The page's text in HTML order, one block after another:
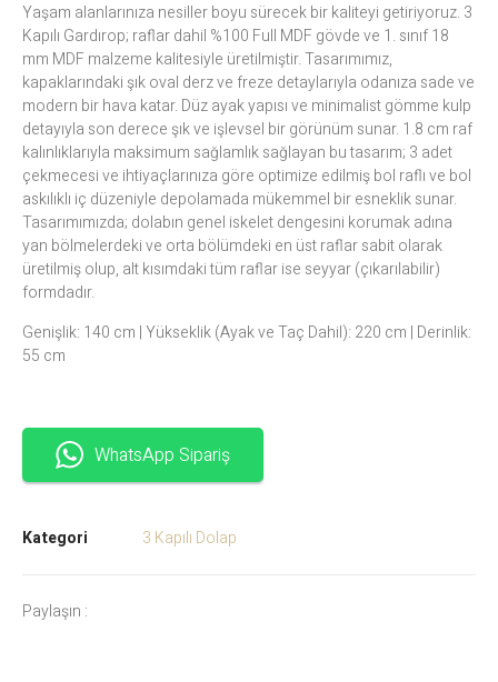
Yaşam alanlarınıza nesiller boyu sürecek bir kaliteyi getiriyoruz. 3
Kapılı Gardırop; raflar dahil %100 Full MDF gövde ve 1. sınıf 18
mm MDF malzeme kalitesiyle üretilmiştir. Tasarımımız,
kapaklarındaki şık oval derz ve freze detaylarıyla odanıza sade ve
modern bir hava katar. Düz ayak yapısı ve minimalist gömme kulp
detayıyla son derece şık ve işlevsel bir görünüm sunar. 1.8 cm raf
kalınlıklarıyla maksimum sağlamlık sağlayan bu tasarım; 3 adet
çekmecesi ve ihtiyaçlarınıza göre optimize edilmiş bol raflı ve bol
askılıklı iç düzeniyle depolamada mükemmel bir esneklik sunar.
Tasarımımızda; dolabın genel iskelet dengesini korumak adına
yan bölmelerdeki ve orta bölümdeki en üst raflar sabit olarak
üretilmiş olup, alt kısımdaki tüm raflar ise seyyar (çıkarılabilir)
formdadır.
Genişlik: 140 cm | Yükseklik (Ayak ve Taç Dahil): 220 cm | Derinlik:
55 cm
WhatsApp Sipariş
Kategori 3 Kapılı Dolap
Paylaşın :